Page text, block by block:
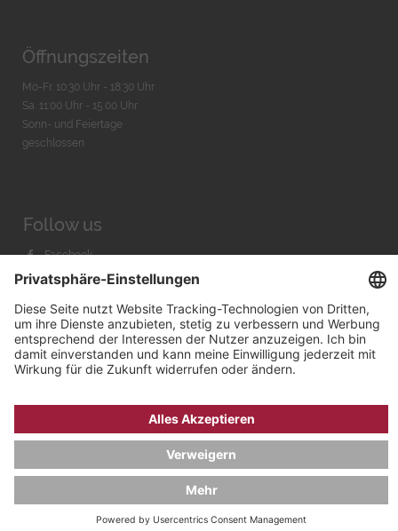
Öffnungszeiten
Mo-Fr. 10:30 Uhr - 18:30 Uhr
Sa. 11:00 Uhr - 15.00 Uhr
Sonn- und Feiertage
geschlossen
Follow us
Facebook
Instagram
Bachmann & Scher GmbH / Watchandco GmbH
DATENSCHUTZ IMPRESSUM
VERSANDKOSTEN